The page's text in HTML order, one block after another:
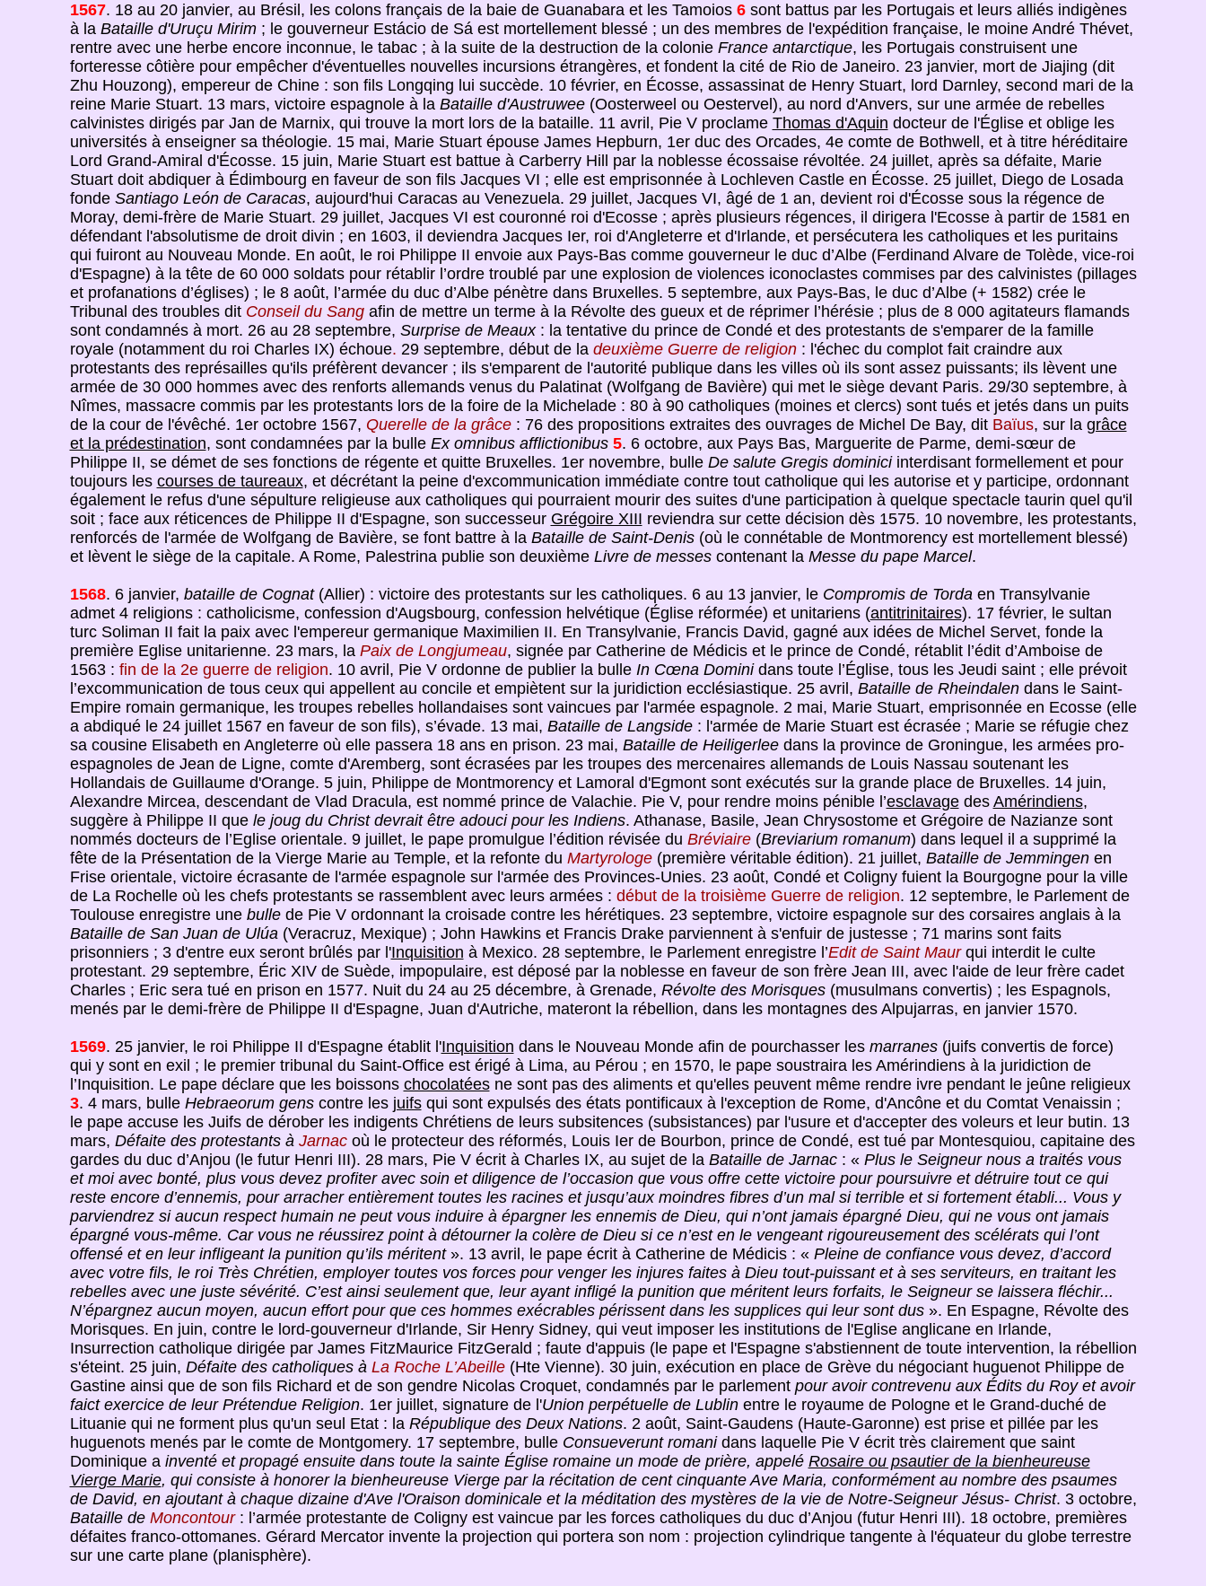
1567. 18 au 20 janvier, au Brésil, les colons français de la baie de Guanabara et les Tamoios6sont battus par les Portugais et leurs alliés indigènes
à la Bataille d'Uruçu Mirim; le gouverneur Estácio de Sá est mortellement blessé ; un des membres de l'expédition française, le moine André Thévet,
rentre avec une herbe encore inconnue, le tabac ; à la suite de la destruction de la colonie France antarctique, les Portugais construisent une
forteresse côtière pour empêcher d'éventuelles nouvelles incursions étrangères, et fondent la cité de Rio de Janeiro. 23 janvier, mort de Jiajing (dit
Zhu Houzong), empereur de Chine : son fils Longqing lui succède. 10 février, en Écosse, assassinat de Henry Stuart, lord Darnley, second mari de la
reine Marie Stuart. 13 mars, victoire espagnole à la Bataille d'Austruwee(Oosterweel ou Oestervel), au nord d'Anvers, sur une armée de rebelles
calvinistes dirigés par Jan de Marnix, qui trouve la mort lors de la bataille. 11 avril, Pie V proclame Thomas d'Aquin docteur de l'Église et oblige les
universités à enseigner sa théologie. 15 mai, Marie Stuart épouse James Hepburn, 1er duc des Orcades, 4e comte de Bothwell, et à titre héréditaire
Lord Grand-Amiral d'Écosse. 15 juin, Marie Stuart est battue à Carberry Hill par la noblesse écossaise révoltée. 24 juillet, après sa défaite, Marie
Stuart doit abdiquer à Édimbourg en faveur de son fils Jacques VI ; elle est emprisonnée à Lochleven Castle en Écosse. 25 juillet, Diego de Losada
fonde Santiago León de Caracas, aujourd'hui Caracas au Venezuela. 29 juillet, Jacques VI, âgé de 1 an, devient roi d'Écosse sous la régence de
Moray, demi-frère de Marie Stuart. 29 juillet, Jacques VI est couronné roi d'Ecosse ; après plusieurs régences, il dirigera l'Ecosse à partir de 1581 en
défendant l'absolutisme de droit divin ; en 1603, il deviendra Jacques Ier, roi d'Angleterre et d'Irlande, et persécutera les catholiques et les puritains
qui fuiront au Nouveau Monde. En août, le roi Philippe II envoie aux Pays-Bas comme gouverneur le duc d’Albe (Ferdinand Alvare de Tolède, vice-roi
d'Espagne) à la tête de 60 000 soldats pour rétablir l’ordre troublé par une explosion de violences iconoclastes commises par des calvinistes (pillages
et profanations d’églises) ; le 8 août, l’armée du duc d’Albe pénètre dans Bruxelles. 5 septembre, aux Pays-Bas, le duc d’Albe (+ 1582) crée le
Tribunal des troubles dit Conseil du Sangafin de mettre un terme à la Révolte des gueux et de réprimer l’hérésie ; plus de 8 000 agitateurs flamands
sont condamnés à mort. 26 au 28 septembre, Surprise de Meaux: la tentative du prince de Condé et des protestants de s'emparer de la famille
royale (notamment du roi Charles IX) échoue. 29 septembre, début de la deuxième Guerre de religion: l'échec du complot fait craindre aux
protestants des représailles qu'ils préfèrent devancer ; ils s'emparent de l'autorité publique dans les villes où ils sont assez puissants; ils lèvent une
armée de 30 000 hommes avec des renforts allemands venus du Palatinat (Wolfgang de Bavière) qui met le siège devant Paris. 29/30 septembre, à
Nîmes, massacre commis par les protestants lors de la foire de la Michelade : 80 à 90 catholiques (moines et clercs) sont tués et jetés dans un puits
de la cour de l'évêché. 1er octobre 1567, Querelle de la grâce: 76 des propositions extraites des ouvrages de Michel De Bay, dit Baïus, sur la grâce
et la prédestination, sont condamnées par la bulle Ex omnibus afflictionibus 5. 6 octobre, aux Pays Bas, Marguerite de Parme, demi-sœur de
Philippe II, se démet de ses fonctions de régente et quitte Bruxelles. 1er novembre, bulle De salute Gregis dominiciinterdisant formellement et pour
toujours les courses de taureaux, et décrétant la peine d'excommunication immédiate contre tout catholique qui les autorise et y participe, ordonnant
également le refus d'une sépulture religieuse aux catholiques qui pourraient mourir des suites d'une participation à quelque spectacle taurin quel qu'il
soit ; face aux réticences de Philippe II d'Espagne, son successeur Grégoire XIII reviendra sur cette décision dès 1575. 10 novembre, les protestants,
renforcés de l'armée de Wolfgang de Bavière, se font battre à la Bataille de Saint-Denis(où le connétable de Montmorency est mortellement blessé)
et lèvent le siège de la capitale. A Rome, Palestrina publie son deuxième Livre de messescontenant la Messe du pape Marcel.
1568. 6 janvier, bataille de Cognat(Allier) : victoire des protestants sur les catholiques. 6 au 13 janvier, le Compromis de Tordaen Transylvanie
admet 4 religions : catholicisme, confession d'Augsbourg, confession helvétique (Église réformée) et unitariens (antitrinitaires). 17 février, le sultan
turc Soliman II fait la paix avec l'empereur germanique Maximilien II. En Transylvanie, Francis David, gagné aux idées de Michel Servet, fonde la
première Eglise unitarienne. 23 mars, la Paix de Longjumeau, signée par Catherine de Médicis et le prince de Condé, rétablit l’édit d’Amboise de
1563 : fin de la 2e guerre de religion. 10 avril, Pie V ordonne de publier la bulle In Cœna Dominidans toute l’Église, tous les Jeudi saint ; elle prévoit
l’excommunication de tous ceux qui appellent au concile et empiètent sur la juridiction ecclésiastique. 25 avril, Bataille de Rheindalendans le Saint-
Empire romain germanique, les troupes rebelles hollandaises sont vaincues par l'armée espagnole. 2 mai, Marie Stuart, emprisonnée en Ecosse (elle
a abdiqué le 24 juillet 1567 en faveur de son fils), s’évade. 13 mai, Bataille de Langside: l'armée de Marie Stuart est écrasée ; Marie se réfugie chez
sa cousine Elisabeth en Angleterre où elle passera 18 ans en prison. 23 mai, Bataille de Heiligerleedans la province de Groningue, les armées pro-
espagnoles de Jean de Ligne, comte d'Aremberg, sont écrasées par les troupes des mercenaires allemands de Louis Nassau soutenant les
Hollandais de Guillaume d'Orange. 5 juin, Philippe de Montmorency et Lamoral d'Egmont sont exécutés sur la grande place de Bruxelles. 14 juin,
Alexandre Mircea, descendant de Vlad Dracula, est nommé prince de Valachie. Pie V, pour rendre moins pénible l’esclavagedes Amérindiens,
suggère à Philippe II que le joug du Christ devrait être adouci pour les Indiens. Athanase, Basile, Jean Chrysostome et Grégoire de Nazianze sont
nommés docteurs de l’Eglise orientale. 9 juillet, le pape promulgue l’édition révisée du Bréviaire(Breviarium romanum) dans lequel il a supprimé la
fête de la Présentation de la Vierge Marie au Temple, et la refonte du Martyrologe(première véritable édition). 21 juillet, Bataille de Jemmingen en
Frise orientale, victoire écrasante de l'armée espagnole sur l'armée des Provinces-Unies. 23 août, Condé et Coligny fuient la Bourgogne pour la ville
de La Rochelle où les chefs protestants se rassemblent avec leurs armées : début de la troisième Guerre de religion. 12 septembre, le Parlement de
Toulouse enregistre une bullede Pie V ordonnant la croisade contre les hérétiques. 23 septembre, victoire espagnole sur des corsaires anglais à la
Bataille de San Juan de Ulúa(Veracruz, Mexique) ; John Hawkins et Francis Drake parviennent à s'enfuir de justesse ; 71 marins sont faits
prisonniers ; 3 d'entre eux seront brûlés par l'Inquisition à Mexico. 28 septembre, le Parlement enregistre l’Edit de Saint Maurqui interdit le culte
protestant. 29 septembre, Éric XIV de Suède, impopulaire, est déposé par la noblesse en faveur de son frère Jean III, avec l'aide de leur frère cadet
Charles ; Eric sera tué en prison en 1577. Nuit du 24 au 25 décembre, à Grenade, Révolte des Morisques(musulmans convertis) ; les Espagnols,
menés par le demi-frère de Philippe II d'Espagne, Juan d'Autriche, materont la rébellion, dans les montagnes des Alpujarras, en janvier 1570.
1569. 25 janvier, le roi Philippe II d'Espagne établit l'Inquisition dans le Nouveau Monde afin de pourchasser les marranes(juifs convertis de force)
qui y sont en exil ; le premier tribunal du Saint-Office est érigé à Lima, au Pérou ; en 1570, le pape soustraira les Amérindiens à la juridiction de
l’Inquisition. Le pape déclare que les boissons chocolatéesne sont pas des aliments et qu'elles peuvent même rendre ivre pendant le jeûne religieux
3. 4 mars, bulle Hebraeorum genscontre les juifsqui sont expulsés des états pontificaux à l'exception de Rome, d'Ancône et du Comtat Venaissin ;
le pape accuse les Juifs de dérober les indigents Chrétiens de leurs subsitences (subsistances) par l'usure et d'accepter des voleurs et leur butin. 13
mars, Défaite des protestants à Jarnacoù le protecteur des réformés, Louis Ier de Bourbon, prince de Condé, est tué par Montesquiou, capitaine des
gardes du duc d’Anjou (le futur Henri III). 28 mars, Pie V écrit à Charles IX, au sujet de la Bataille de Jarnac: «Plus le Seigneur nous a traités vous
et moi avec bonté, plus vous devez profiter avec soin et diligence de l’occasion que vous offre cette victoire pour poursuivre et détruire tout ce qui
reste encore d’ennemis, pour arracher entièrement toutes les racines et jusqu’aux moindres fibres d’un mal si terrible et si fortement établi... Vous y
parviendrez si aucun respect humain ne peut vous induire à épargner les ennemis de Dieu, qui n’ont jamais épargné Dieu, qui ne vous ont jamais
épargné vous-même. Car vous ne réussirez point à détourner la colère de Dieu si ce n’est en le vengeant rigoureusement des scélérats qui l’ont
offensé et en leur infligeant la punition qu’ils méritent». 13 avril, le pape écrit à Catherine de Médicis : «Pleine de confiance vous devez, d’accord
avec votre fils, le roi Très Chrétien, employer toutes vos forces pour venger les injures faites à Dieu tout-puissant et à ses serviteurs, en traitant les
rebelles avec une juste sévérité. C’est ainsi seulement que, leur ayant infligé la punition que méritent leurs forfaits, le Seigneur se laissera fléchir...
N’épargnez aucun moyen, aucun effort pour que ces hommes exécrables périssent dans les supplices qui leur sont dus». En Espagne, Révolte des
Morisques. En juin, contre le lord-gouverneur d'Irlande, Sir Henry Sidney, qui veut imposer les institutions de l'Eglise anglicane en Irlande,
Insurrection catholique dirigée par James FitzMaurice FitzGerald ; faute d'appuis (le pape et l'Espagne s'abstiennent de toute intervention, la rébellion
s'éteint. 25 juin, Défaite des catholiques à La Roche L’Abeille(Hte Vienne). 30 juin, exécution en place de Grève du négociant huguenot Philippe de
Gastine ainsi que de son fils Richard et de son gendre Nicolas Croquet, condamnés par le parlement pour avoir contrevenu aux Édits du Roy et avoir
faict exercice de leur Prétendue Religion. 1er juillet, signature de l'Union perpétuelle de Lublinentre le royaume de Pologne et le Grand-duché de
Lituanie qui ne forment plus qu'un seul Etat : la République des Deux Nations. 2 août, Saint-Gaudens (Haute-Garonne) est prise et pillée par les
huguenots menés par le comte de Montgomery. 17 septembre, bulle Consueverunt romanidans laquelle Pie V écrit très clairement que saint
Dominique a inventé et propagé ensuite dans toute la sainte Église romaine un mode de prière, appelé Rosaire ou psautier de la bienheureuse
Vierge Marie, qui consiste à honorer la bienheureuse Vierge par la récitation de cent cinquante Ave Maria, conformément au nombre des psaumes
de David, en ajoutant à chaque dizaine d'Ave l'Oraison dominicale et la méditation des mystères de la vie de Notre-Seigneur Jésus- Christ. 3 octobre,
Bataille de Moncontour: l’armée protestante de Coligny est vaincue par les forces catholiques du duc d’Anjou (futur Henri III). 18 octobre, premières
défaites franco-ottomanes. Gérard Mercator invente la projection qui portera son nom : projection cylindrique tangente à l'équateur du globe terrestre
sur une carte plane (planisphère).